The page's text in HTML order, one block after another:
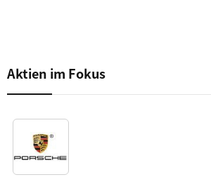
Aktien im Fokus